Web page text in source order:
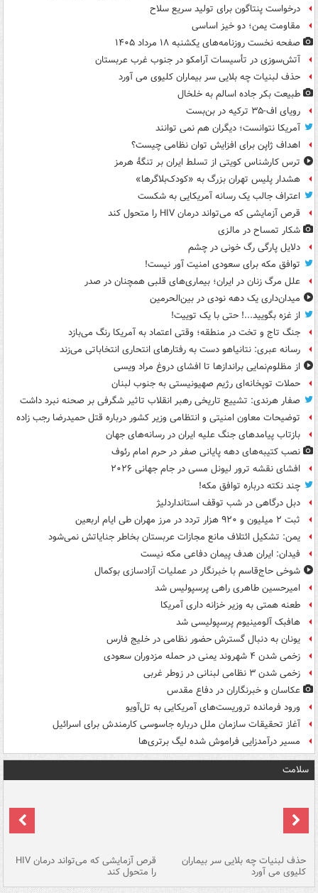
درخواست پنتاگون برای تولید سریع سلاح
مقاومت یمن؛ دو خیز اساسی
صفحه نخست روزنامه‌های یکشنبه ۱۸ مرداد ۱۴۰۵
آتش‌سوزی در تأسیسات آرامکو در جنوب غرب عربستان
حذف لبنیات چه بلایی سر بیماران کلیوی می آورد
طبیعت بکر جاده اسالم به خلخال
رویای اف-۳۵ ترکیه در بن‌بست
آمریکا نتوانست؛ دیگران هم نمی توانند
اهداف ژاپن برای افزایش توان نظامی چیست؟
ترس کارشناس کویتی از تسلط ایران بر تنگۀ هرمز
هشدار پلیس تهران بزرگ به «کودک‌بلاگرها»
اعتراف جالب یک رسانه آمریکایی به شکست
قرص آزمایشی که می‌تواند درمان HIV را متحول کند
شکار تمساح در مالزی
دلایل پارگی رگ خونی در چشم
توافق مکه برای سعودی امنیت آور نیست!
علل مرگ زنان در ایران؛ بیماری‌های قلبی همچنان در صدر
میدان‌داری یک دهه نودی در بین‌الحرمین
از غزه بگویید...! حتی با یک توییت!
جنگ تاج و تخت در منطقه؛ وقتی اعتماد به آمریکا رنگ می‌بازد
رسانه عبری: نتانیاهو دست به رفتارهای انتحاری انتخاباتی می‌زند
از مظلوم‌نمایی براندازها تا افشای دروغ مراد ویسی
حملات توپخانه‌ای رژیم صهیونیستی به جنوب لبنان
صفار هرندی: تشییع تاریخی رهبر انقلاب تاثیر شگرفی بر صحنه نبرد داشت
توضیحات معاون امنیتی و انتظامی وزیر کشور درباره قتل حمیدرضا رجب زاده
بازتاب پیامدهای جنگ علیه ایران در رسانه‌های جهان
نصب کتیبه‌های دهه پایانی صفر در حرم امام رئوف
افشای نقشه ترور لیونل مسی در جام جهانی ۲۰۲۶
چند نکته درباره توافق مکه!
دبل درگاهی در شب توقف استانداردلیژ
ثبت ۲ میلیون و ۹۲۰ هزار تردد در مرز مهران طی ایام اربعین
یمن: تشکیل ائتلاف مانع مجازات عربستان بخاطر جنایاتش نمی‌شود
فیدان: ایران هدف پیمان دفاعی مکه نیست
شوخی حاج‌قاسم با خبرنگار در عملیات آزادسازی بوکمال
امیرحسین طاهری راهی پرسپولیس شد
طعنه همتی به وزیر خزانه داری آمریکا
هافبک آلومینیوم پرسپولیسی شد
یونان به دنبال گسترش حضور نظامی در خلیج فارس
زخمی شدن ۴ شهروند یمنی در حمله مزدوران سعودی
زخمی شدن ۳ نظامی لبنانی در زوطر غربی
عکاسان و خبرنگاران در دفاع مقدس
ورود فرمانده تروریست‌های آمریکایی به تل‌آویو
آغاز تحقیقات سازمان ملل درباره جاسوسی کارمندش برای اسرائیل
مسیر درآمدزایی فراموش شده لیگ برتری‌ها
سلامت
حذف لبنیات چه بلایی سر بیماران
کلیوی می آورد
قرص آزمایشی که می‌تواند درمان HIV
را متحول کند